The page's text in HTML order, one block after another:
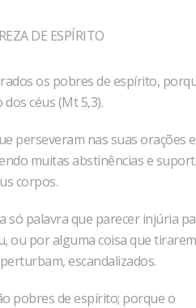
DE ESPÍRITO
os pobres de espírito,
céus (Mt 5,3).
perseveram nas suas orações e
muitas abstinências e
corpos.
só palavra que parecer injúria
ou por alguma coisa que tirarem
escandalizados.
pobres de espírito; porque o